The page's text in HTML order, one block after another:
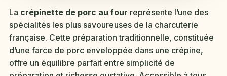
La crépinette de porc au four représente l’une des
spécialités les plus savoureuses de la charcuterie
française. Cette préparation traditionnelle, constituée
d’une farce de porc enveloppée dans une crépine,
offre un équilibre parfait entre simplicité de